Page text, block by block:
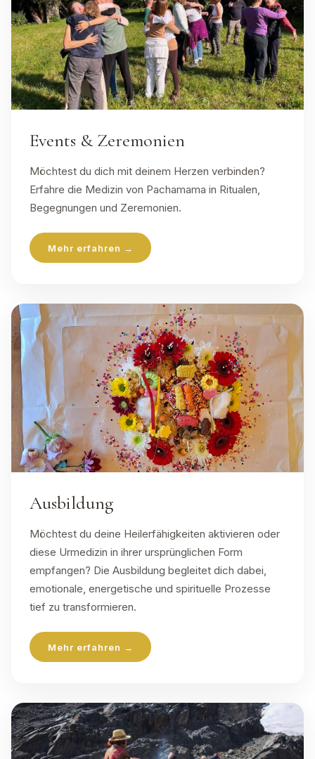
Events & Zeremonien
Möchtest du dich mit deinem Herzen verbinden?
Erfahre die Medizin von Pachamama in Ritualen,
Begegnungen und Zeremonien.
Mehr erfahren →
Ausbildung
Möchtest du deine Heilerfähigkeiten aktivieren oder
diese Urmedizin in ihrer ursprünglichen Form
empfangen? Die Ausbildung begleitet dich dabei,
emotionale, energetische und spirituelle Prozesse
tief zu transformieren.
Mehr erfahren →